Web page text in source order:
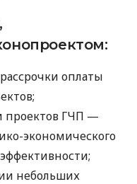
оплаты
проектов ГЧП —
экономического
небольших